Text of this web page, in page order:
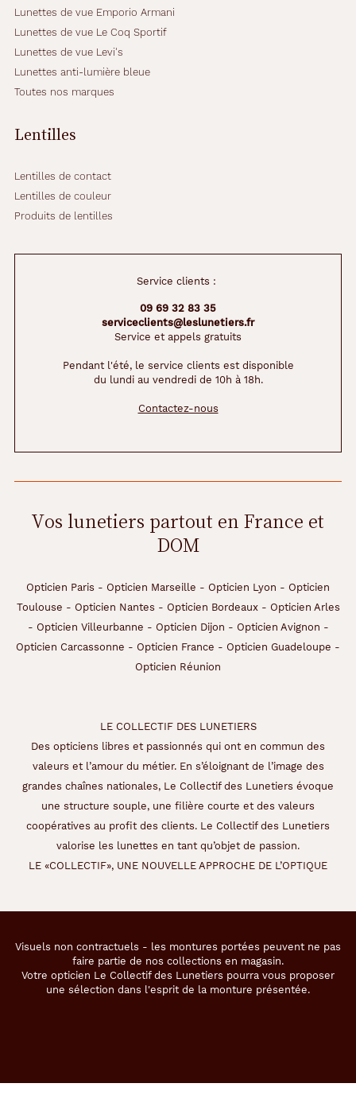
Lunettes de vue Emporio Armani
Lunettes de vue Le Coq Sportif
Lunettes de vue Levi's
Lunettes anti-lumière bleue
Toutes nos marques
Lentilles
Lentilles de contact
Lentilles de couleur
Produits de lentilles
Service clients :
09 69 32 83 35
serviceclients@leslunetiers.fr
Service et appels gratuits
Pendant l'été, le service clients est disponible
du lundi au vendredi de 10h à 18h.
Contactez-nous
Vos lunetiers partout en France et
DOM
Opticien Paris - Opticien Marseille - Opticien Lyon - Opticien
Toulouse - Opticien Nantes - Opticien Bordeaux- Opticien Arles
- Opticien Villeurbanne - Opticien Dijon - Opticien Avignon -
Opticien Carcassonne - Opticien France - Opticien Guadeloupe -
Opticien Réunion
LE COLLECTIF DES LUNETIERS
Des opticiens libres et passionnés qui ont en commun des
valeurs et l’amour du métier. En s’éloignant de l’image des
grandes chaînes nationales, Le Collectif des Lunetiers évoque
une structure souple, une filière courte et des valeurs
coopératives au profit des clients. Le Collectif des Lunetiers
valorise les lunettes en tant qu’objet de passion.
LE «COLLECTIF», UNE NOUVELLE APPROCHE DE L’OPTIQUE
Visuels non contractuels - les montures portées peuvent ne pas
faire partie de nos collections en magasin.
Votre opticien Le Collectif des Lunetiers pourra vous proposer
une sélection dans l'esprit de la monture présentée.